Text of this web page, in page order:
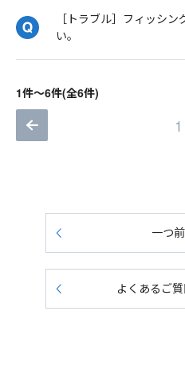
［トラブル］フィッシ
い。
1件～6件(全6件)
1
一つ
よくあるご